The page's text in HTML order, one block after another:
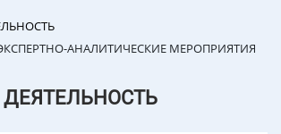
АНАЛИТИЧЕСКИЕ МЕРОПРИЯТИЯ
ДЕЯТЕЛЬНОСТЬ